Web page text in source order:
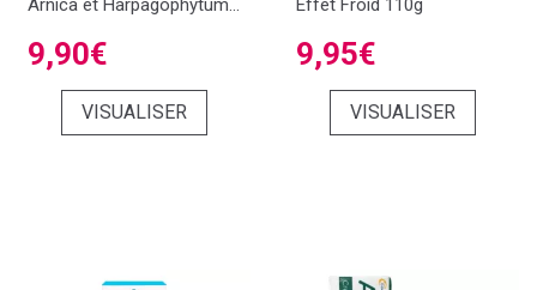
Arnica et Harpagophytum...
9,90€
VISUALISER
Effet Froid 110g
9,95€
VISUALISER